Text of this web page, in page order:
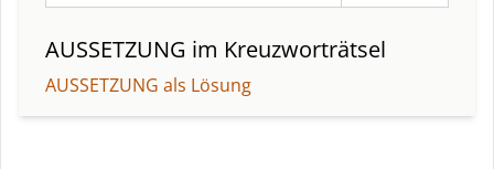
AUSSETZUNG im Kreuzworträtsel
AUSSETZUNG als Lösung